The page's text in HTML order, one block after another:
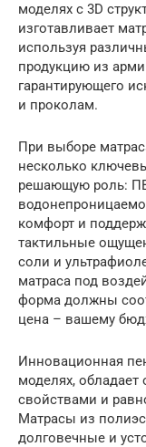
моделях с 3D
изготавливает
используя
продукцию из
гарантирующего
и проколам.
При выборе
несколько
решающую роль:
комфорт и
тактильные
соли и
матраса под
форма должны
цена – вашему
Инновационная
моделях,
свойствами и
Матрасы из
долговечные и